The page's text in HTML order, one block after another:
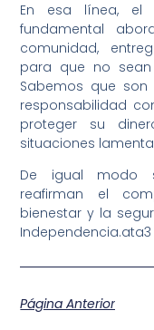
En esa línea, el
fundamental
comunidad,
para que no
Sabemos que
responsabilidad
proteger su
situaciones
De igual modo
reafirman el
bienestar y la
Independencia.ata3
Página Anterior